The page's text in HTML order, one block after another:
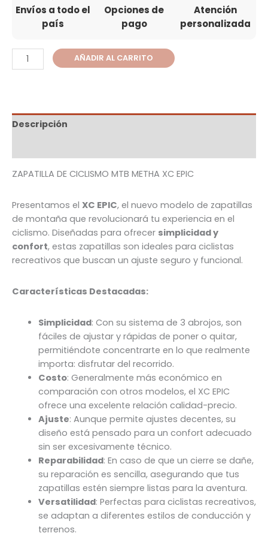
Envíos a todo el
país
Opciones de
pago
Atención
personalizada
AÑADIR AL CARRITO
Descripción
ZAPATILLA DE CICLISMO MTB METHA XC EPIC
Presentamos el XC EPIC, el nuevo modelo de zapatillas
de montaña que revolucionará tu experiencia en el
ciclismo. Diseñadas para ofrecer simplicidad y
confort, estas zapatillas son ideales para ciclistas
recreativos que buscan un ajuste seguro y funcional.
Características Destacadas:
Simplicidad: Con su sistema de 3 abrojos, son
fáciles de ajustar y rápidas de poner o quitar,
permitiéndote concentrarte en lo que realmente
importa: disfrutar del recorrido.
Costo: Generalmente más económico en
comparación con otros modelos, el XC EPIC
ofrece una excelente relación calidad-precio.
Ajuste: Aunque permite ajustes decentes, su
diseño está pensado para un confort adecuado
sin ser excesivamente técnico.
Reparabilidad: En caso de que un cierre se dañe,
su reparación es sencilla, asegurando que tus
zapatillas estén siempre listas para la aventura.
Versatilidad: Perfectas para ciclistas recreativos,
se adaptan a diferentes estilos de conducción y
terrenos.